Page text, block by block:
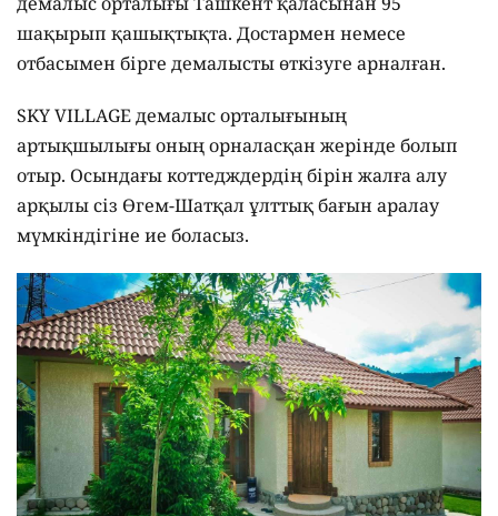
шақырып қашықтықта. Достармен немесе
отбасымен бірге демалысты өткізуге арналған.
SKY VILLAGE демалыс орталығының
артықшылығы оның орналасқан жерінде болып
отыр. Осындағы коттедждердің бірін жалға алу
арқылы сіз Өгем-Шатқал ұлттық бағын аралау
мүмкіндігіне ие боласыз.